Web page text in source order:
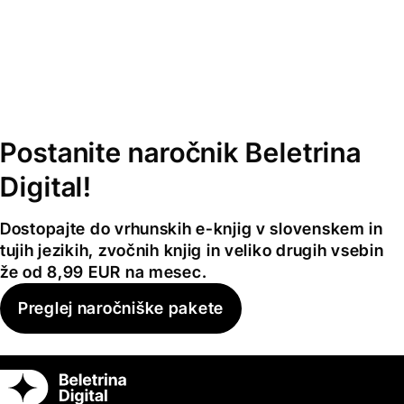
Postanite naročnik Beletrina
Digital!
Dostopajte do vrhunskih e-knjig v slovenskem in
tujih jezikih, zvočnih knjig in veliko drugih vsebin
že od 8,99 EUR na mesec.
Preglej naročniške pakete